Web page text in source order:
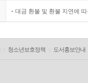
대금 환불 및 환불 지연에
청소년보호정책 도서홍보안내